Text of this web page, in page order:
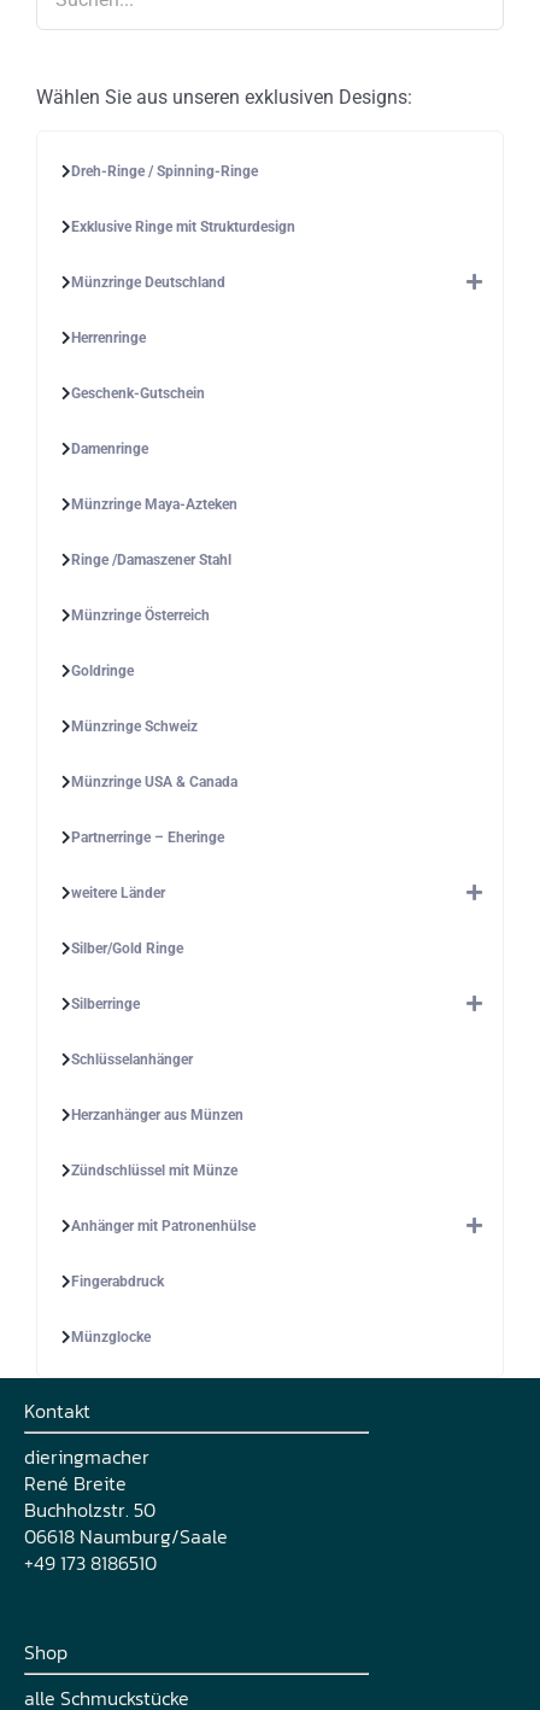
Produktseite
gewählt
Wählen Sie aus unseren exklusiven Designs:
Dreh-Ringe / Spinning-Ringe
Exklusive Ringe mit Strukturdesign
Münzringe Deutschland
Herrenringe
Geschenk-Gutschein
Damenringe
Münzringe Maya-Azteken
Ringe /Damaszener Stahl
Münzringe Österreich
Goldringe
Münzringe Schweiz
Münzringe USA & Canada
Partnerringe – Eheringe
weitere Länder
Silber/Gold Ringe
Silberringe
Schlüsselanhänger
Herzanhänger aus Münzen
Zündschlüssel mit Münze
Anhänger mit Patronenhülse
Fingerabdruck
Münzglocke
Kontakt
dieringmacher
René Breite
Buchholzstr. 50
06618 Naumburg/Saale
+49 173 8186510
Shop
alle Schmuckstücke